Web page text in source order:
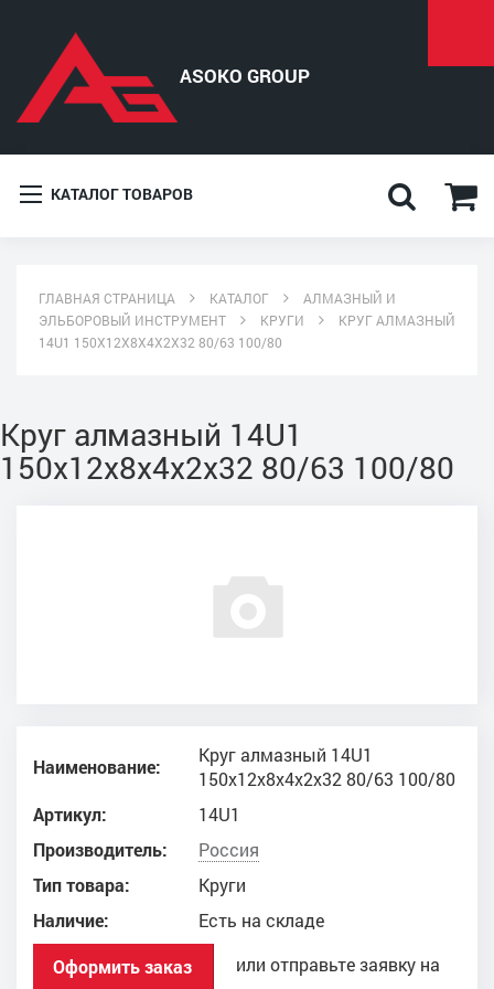
КАТАЛОГ ТОВАРОВ
ГЛАВНАЯ СТРАНИЦА КАТАЛОГ
АЛМАЗНЫЙ И
ЭЛЬБОРОВЫЙ ИНСТРУМЕНТ
КРУГИ
КРУГ АЛМАЗНЫЙ
14U1 150X12X8X4X2X32 80/63 100/80
Круг алмазный 14U1
150x12x8x4x2x32 80/63 100/80
Наименование:
Круг алмазный 14U1
150x12x8x4x2x32 80/63 100/80
Артикул:
14U1
Производитель:
Россия
Тип товара:
Круги
Наличие:
Есть на складе
Оформить заказ
или отправьте заявку на